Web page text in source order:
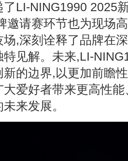
了LI-NING1990 2025
邀请赛环节也为现场
,深刻诠释了品牌在
见解。未来,LI-
新的边界,以更加前瞻
爱好者带来更高性
来发展。